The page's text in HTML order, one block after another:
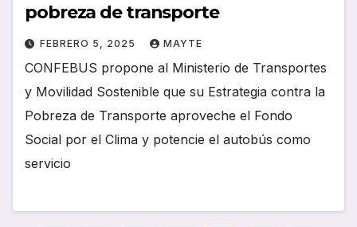
pobreza de transporte
FEBRERO 5, 2025 MAYTE
CONFEBUS propone al Ministerio de Transportes
y Movilidad Sostenible que su Estrategia contra la
Pobreza de Transporte aproveche el Fondo
Social por el Clima y potencie el autobús como
servicio